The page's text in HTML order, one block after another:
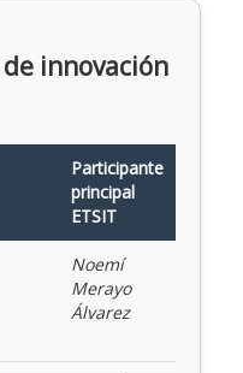
innovación
Participante
principal
ETSIT
Noemí
Merayo
Álvarez